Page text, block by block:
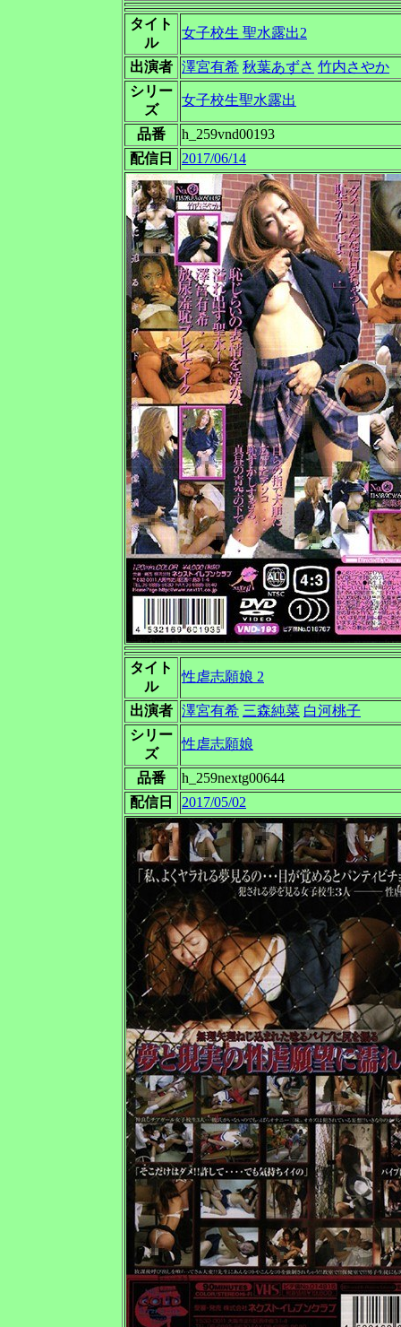
タイト
ル
女子校生 聖水露出2
出演者 澤宮有希 秋葉あずさ 竹内さやか
シリー
ズ
女子校生聖水露出
品番
h_259vnd00193
配信日
2017/06/14
タイト
ル
性虐志願娘 2
出演者 澤宮有希 三森純菜 白河桃子
シリー
ズ
性虐志願娘
品番
h_259nextg00644
配信日
2017/05/02